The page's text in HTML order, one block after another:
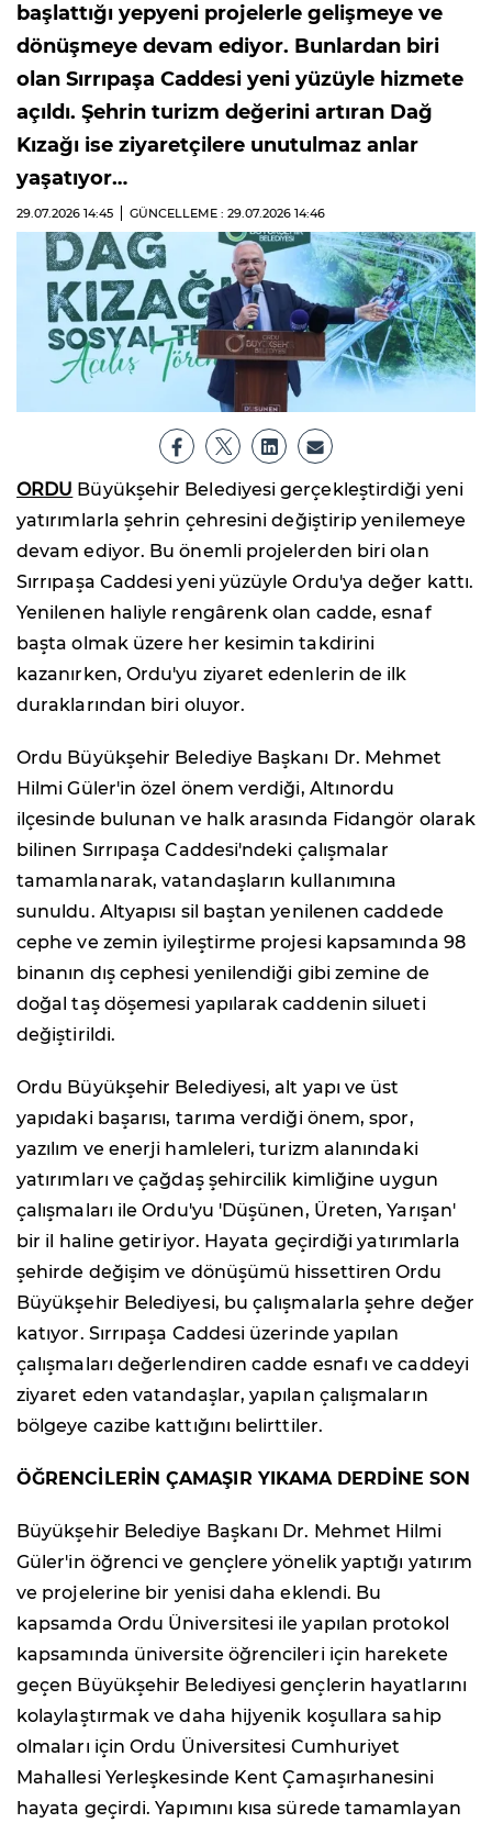
başlattığı yepyeni projelerle gelişmeye ve
dönüşmeye devam ediyor. Bunlardan biri
olan Sırrıpaşa Caddesi yeni yüzüyle hizmete
açıldı. Şehrin turizm değerini artıran Dağ
Kızağı ise ziyaretçilere unutulmaz anlar
yaşatıyor…
29.07.2026 14:45 GÜNCELLEME : 29.07.2026 14:46
ORDU Büyükşehir Belediyesi gerçekleştirdiği yeni
yatırımlarla şehrin çehresini değiştirip yenilemeye
devam ediyor. Bu önemli projelerden biri olan
Sırrıpaşa Caddesi yeni yüzüyle Ordu'ya değer kattı.
Yenilenen haliyle rengârenk olan cadde, esnaf
başta olmak üzere her kesimin takdirini
kazanırken, Ordu'yu ziyaret edenlerin de ilk
duraklarından biri oluyor.
Ordu Büyükşehir Belediye Başkanı Dr. Mehmet
Hilmi Güler'in özel önem verdiği, Altınordu
ilçesinde bulunan ve halk arasında Fidangör olarak
bilinen Sırrıpaşa Caddesi'ndeki çalışmalar
tamamlanarak, vatandaşların kullanımına
sunuldu. Altyapısı sil baştan yenilenen caddede
cephe ve zemin iyileştirme projesi kapsamında 98
binanın dış cephesi yenilendiği gibi zemine de
doğal taş döşemesi yapılarak caddenin silueti
değiştirildi.
Ordu Büyükşehir Belediyesi, alt yapı ve üst
yapıdaki başarısı, tarıma verdiği önem, spor,
yazılım ve enerji hamleleri, turizm alanındaki
yatırımları ve çağdaş şehircilik kimliğine uygun
çalışmaları ile Ordu'yu 'Düşünen, Üreten, Yarışan'
bir il haline getiriyor. Hayata geçirdiği yatırımlarla
şehirde değişim ve dönüşümü hissettiren Ordu
Büyükşehir Belediyesi, bu çalışmalarla şehre değer
katıyor. Sırrıpaşa Caddesi üzerinde yapılan
çalışmaları değerlendiren cadde esnafı ve caddeyi
ziyaret eden vatandaşlar, yapılan çalışmaların
bölgeye cazibe kattığını belirttiler.
ÖĞRENCİLERİN ÇAMAŞIR YIKAMA DERDİNE SON
Büyükşehir Belediye Başkanı Dr. Mehmet Hilmi
Güler'in öğrenci ve gençlere yönelik yaptığı yatırım
ve projelerine bir yenisi daha eklendi. Bu
kapsamda Ordu Üniversitesi ile yapılan protokol
kapsamında üniversite öğrencileri için harekete
geçen Büyükşehir Belediyesi gençlerin hayatlarını
kolaylaştırmak ve daha hijyenik koşullara sahip
olmaları için Ordu Üniversitesi Cumhuriyet
Mahallesi Yerleşkesinde Kent Çamaşırhanesini
hayata geçirdi. Yapımını kısa sürede tamamlayan